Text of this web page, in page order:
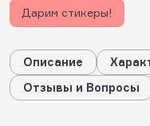
Дарим стикеры!
Описание
Отзывы и Вопросы